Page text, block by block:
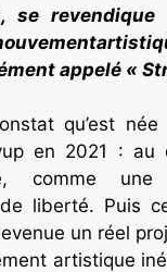
se revendique
appelé «
qu’est
en 2021 : au
comme
liberté. Puis
un réel
artistique